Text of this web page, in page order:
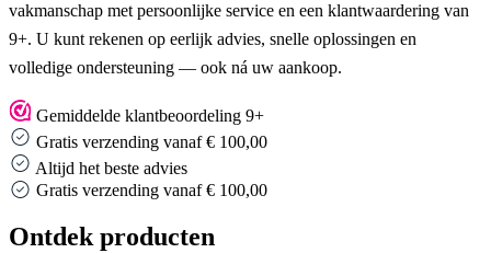
vakmanschap met persoonlijke service en een klantwaardering van
9+. U kunt rekenen op eerlijk advies, snelle oplossingen en
volledige ondersteuning — ook ná uw aankoop.
Gemiddelde klantbeoordeling 9+
Gratis verzending vanaf € 100,00
Altijd het beste advies
Gratis verzending vanaf € 100,00
Ontdek producten